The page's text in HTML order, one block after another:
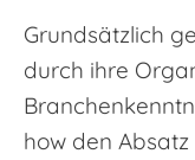
Grundsätzlich
durch ihre
how den